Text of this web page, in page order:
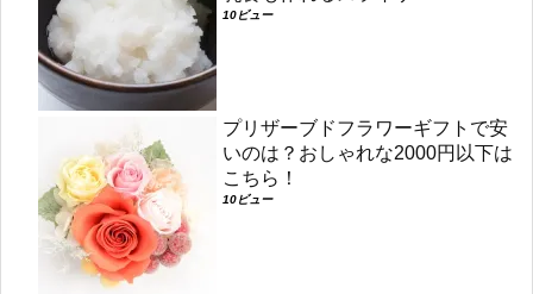
10ビュー
プリザーブドフラワーギフトで安
いのは？おしゃれな2000円以下は
こちら！
10ビュー